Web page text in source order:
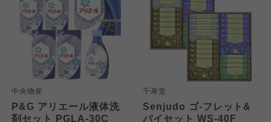
中央物産
P&G アリエール液体洗
剤セット PGLA-30C
千寿堂
Senjudo ゴ-フレット&
パイセット WS-40F